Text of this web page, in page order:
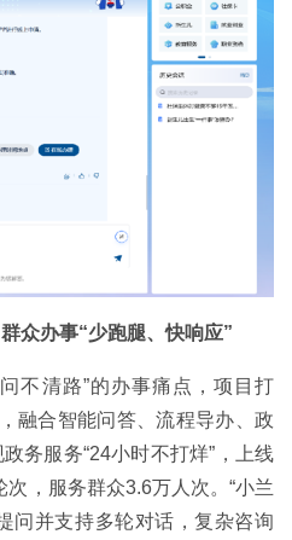
众办事“少跑腿、快响应”
不清路”的办事痛点，项目打
融合智能问答、流程导办、政
务服务“24小时不打烊”，上线
，服务群众3.6万人次。“小兰
问并支持多轮对话，复杂咨询